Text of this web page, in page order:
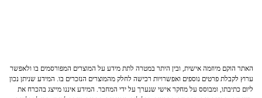
האתר הוקם מיוזמה אישית, ובין היתר במטרה לתת מידע על המוצרים המפורסמים בו ולאפשר
ערוץ לקבלת פרטים נוספים ואפשרויות רכישה לחלק מהמוצרים הנזכרים בו. המידע שניתן נכון
ליום כתיבתו, ומבוסס על מחקר אישי שנערך על ידי המחבר. המידע איננו מייצג בהכרח את